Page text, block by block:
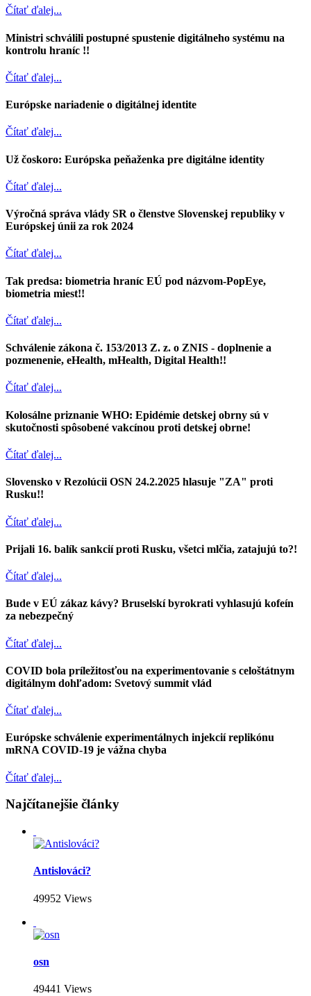
Čítať ďalej...
Ministri schválili postupné spustenie digitálneho systému na
kontrolu hraníc !!
Čítať ďalej...
Európske nariadenie o digitálnej identite
Čítať ďalej...
Už čoskoro: Európska peňaženka pre digitálne identity
Čítať ďalej...
Výročná správa vlády SR o členstve Slovenskej republiky v
Európskej únii za rok 2024
Čítať ďalej...
Tak predsa: biometria hraníc EÚ pod názvom-PopEye,
biometria miest!!
Čítať ďalej...
Schválenie zákona č. 153/2013 Z. z. o ZNIS - doplnenie a
pozmenenie, eHealth, mHealth, Digital Health!!
Čítať ďalej...
Kolosálne priznanie WHO: Epidémie detskej obrny sú v
skutočnosti spôsobené vakcínou proti detskej obrne!
Čítať ďalej...
Slovensko v Rezolúcii OSN 24.2.2025 hlasuje "ZA" proti
Rusku!!
Čítať ďalej...
Prijali 16. balík sankcií proti Rusku, všetci mlčia, zatajujú to?!
Čítať ďalej...
Bude v EÚ zákaz kávy? Bruselskí byrokrati vyhlasujú kofeín
za nebezpečný
Čítať ďalej...
COVID bola príležitosťou na experimentovanie s celoštátnym
digitálnym dohľadom: Svetový summit vlád
Čítať ďalej...
Európske schválenie experimentálnych injekcií replikónu
mRNA COVID-19 je vážna chyba
Čítať ďalej...
Najčítanejšie články
Antislováci?
49952 Views
osn
49441 Views